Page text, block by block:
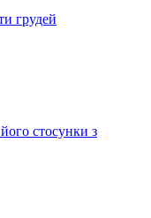
грудей
стосунки з